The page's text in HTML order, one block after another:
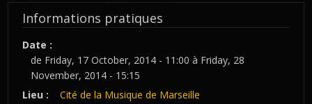
Informations pratiques
Date :
de Friday, 17 October, 2014 - 11:00 à Friday, 28
November, 2014 - 15:15
Lieu :
Cité de la Musique de Marseille